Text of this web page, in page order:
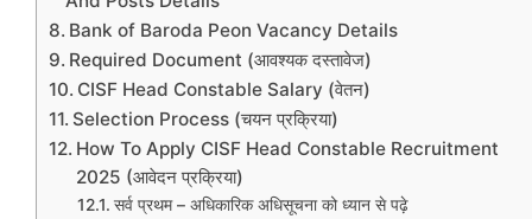
Bank of Baroda Peon Vacancy Details
Required Document (आवश्यक दस्तावेज)
CISF Head Constable Salary (वेतन)
Selection Process (चयन प्रक्रिया)
How To Apply CISF Head Constable Recruitment
2025 (आवेदन प्रक्रिया)
सर्व प्रथम – अधिकारिक अधिसूचना को ध्यान से पढ़े